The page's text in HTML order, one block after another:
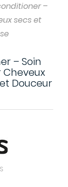
–
secs et
– Soin
Douceur